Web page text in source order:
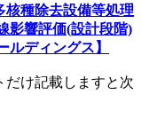
種除去設備等処理
影響評価(設計段階)
ルディングス】
だけ記載しますと次